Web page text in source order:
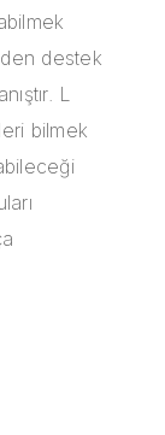
destek
L
bilmek